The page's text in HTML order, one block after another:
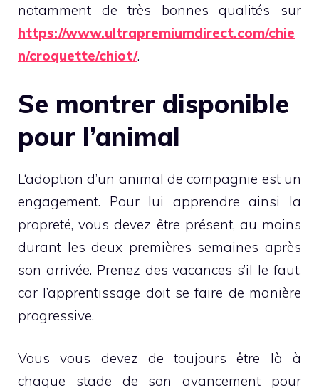
notamment de très bonnes qualités sur
https://www.ultrapremiumdirect.com/chie
n/croquette/chiot/.
Se montrer disponible
pour l’animal
L‘adoption d’un animal de compagnie est un
engagement. Pour lui apprendre ainsi la
propreté, vous devez être présent, au moins
durant les deux premières semaines après
son arrivée. Prenez des vacances s’il le faut,
car l’apprentissage doit se faire de manière
progressive.
Vous vous devez de toujours être là à
chaque stade de son avancement pour